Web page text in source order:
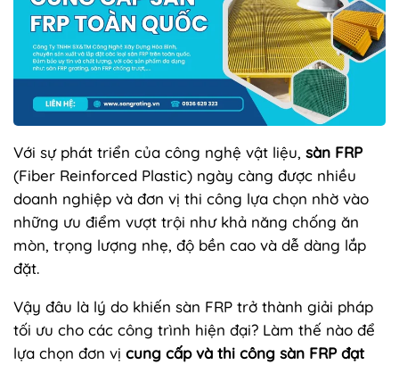
Với sự phát triển của công nghệ vật liệu, sàn FRP
(Fiber Reinforced Plastic) ngày càng được nhiều
doanh nghiệp và đơn vị thi công lựa chọn nhờ vào
những ưu điểm vượt trội như khả năng chống ăn
mòn, trọng lượng nhẹ, độ bền cao và dễ dàng lắp
đặt.
Vậy đâu là lý do khiến sàn FRP trở thành giải pháp
tối ưu cho các công trình hiện đại? Làm thế nào để
lựa chọn đơn vị cung cấp và thi công sàn FRP đạt